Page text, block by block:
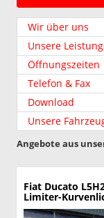
Wir über uns
Unsere
Öffnungszeiten
Telefon & Fax
Download
Unsere
Angebote aus
Fiat Ducato
Limiter-